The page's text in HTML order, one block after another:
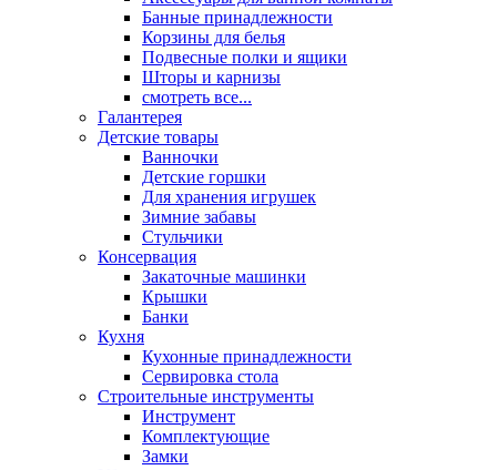
Банные принадлежности
Корзины для белья
Подвесные полки и ящики
Шторы и карнизы
смотреть все...
Галантерея
Детские товары
Ванночки
Детские горшки
Для хранения игрушек
Зимние забавы
Стульчики
Консервация
Закаточные машинки
Крышки
Банки
Кухня
Кухонные принадлежности
Сервировка стола
Строительные инструменты
Инструмент
Комплектующие
Замки